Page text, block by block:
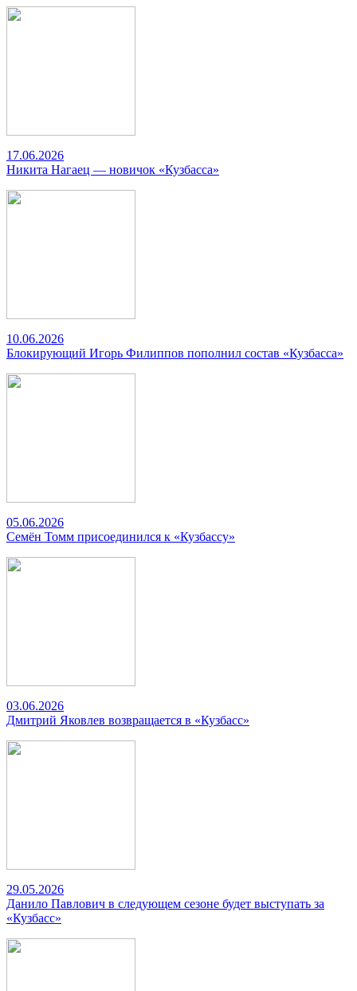
17.06.2026
Никита Нагаец — новичок «Кузбасса»
10.06.2026
Блокирующий Игорь Филиппов пополнил состав «Кузбасса»
05.06.2026
Семён Томм присоединился к «Кузбассу»
03.06.2026
Дмитрий Яковлев возвращается в «Кузбасс»
29.05.2026
Данило Павлович в следующем сезоне будет выступать за
«Кузбасс»